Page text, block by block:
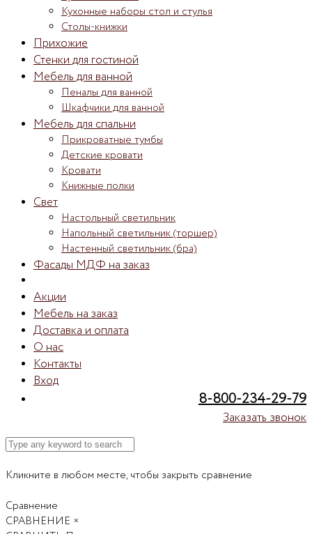
Кухонные наборы стол и стулья
Столы-книжки
Прихожие
Стенки для гостиной
Мебель для ванной
Пеналы для ванной
Шкафчики для ванной
Мебель для спальни
Прикроватные тумбы
Детские кровати
Кровати
Книжные полки
Свет
Настольный светильник
Напольный светильник (торшер)
Настенный светильник (бра)
Фасады МДФ на заказ
Акции
Мебель на заказ
Доставка и оплата
О нас
Контакты
Вход
8-800-234-29-79
Заказать звонок
Кликните в любом месте, чтобы закрыть сравнение
Сравнение
СРАВНЕНИЕ ×